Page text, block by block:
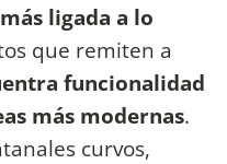
ligada a lo
que remiten a
funcionalidad
más modernas.
curvos,